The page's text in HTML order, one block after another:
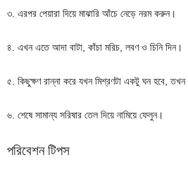
৩. এরপর পেয়ারা দিয়ে মাঝারি আঁচে নেড়ে নরম করুন।
৪. এখন এতে আদা বাটা, কাঁচা মরিচ, লবণ ও চিনি দিন।
৫. কিছুক্ষণ রান্না করে যখন মিশ্রণটা একটু ঘন হবে, তখন
৬. শেষে সামান্য সরিষার তেল দিয়ে নামিয়ে ফেলুন।
পরিবেশন টিপস